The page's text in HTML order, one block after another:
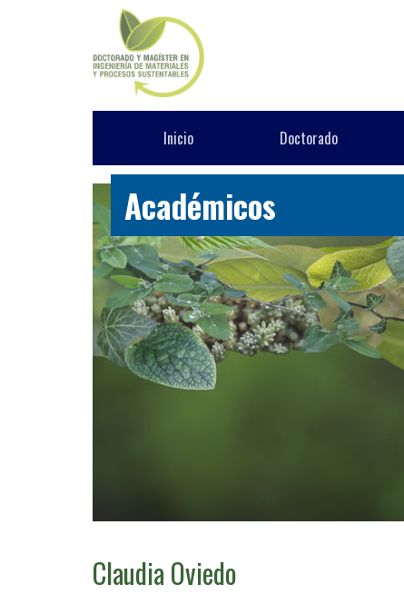
Inicio Doctorado
Académicos
Claudia Oviedo